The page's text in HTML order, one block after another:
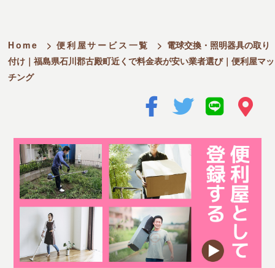
Home > 便利屋サービス一覧 > 電球交換・照明器具の取り
付け｜福島県石川郡古殿町近くで料金表が安い業者選び｜便利屋マッ
チング